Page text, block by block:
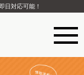
日対応可能！